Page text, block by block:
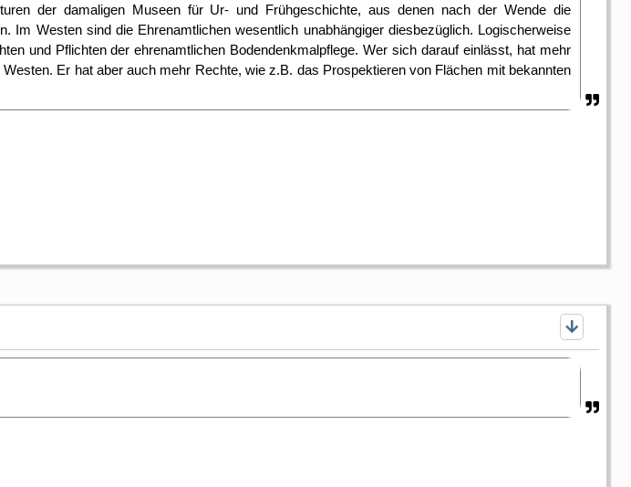
der damaligen Museen für Ur- und Frühgeschichte, aus denen nach der Wende die
Im Westen sind die Ehrenamtlichen wesentlich unabhängiger diesbezüglich. Logischerweise
und Pflichten der ehrenamtlichen Bodendenkmalpflege. Wer sich darauf einlässt, hat mehr
Er hat aber auch mehr Rechte, wie z.B. das Prospektieren von Flächen mit bekannten